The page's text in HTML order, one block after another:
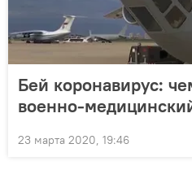
Бей коронавирус:
военно-
23 марта 2020, 19:46